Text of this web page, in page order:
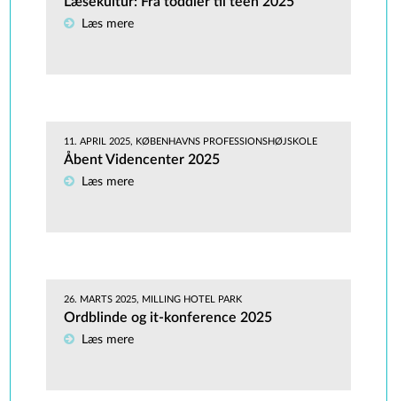
Læs mere
11. APRIL 2025, KØBENHAVNS PROFESSIONSHØJSKOLE
Åbent Videncenter 2025
Læs mere
26. MARTS 2025, MILLING HOTEL PARK
Ordblinde og it-konference 2025
Læs mere